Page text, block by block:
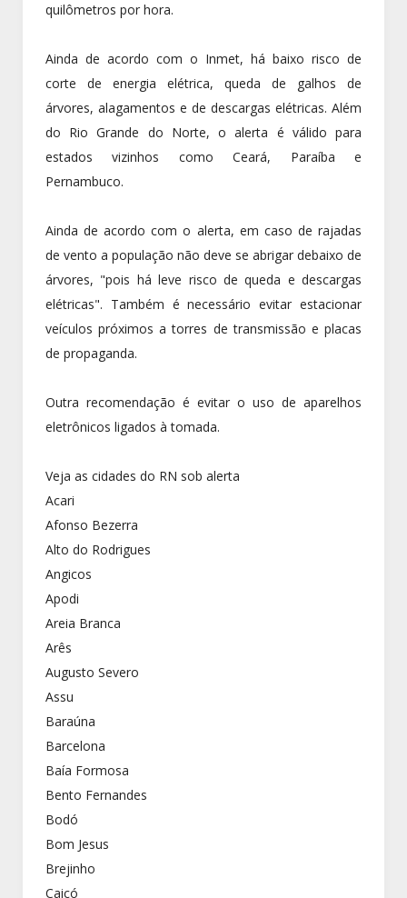
quilômetros por hora.
Ainda de acordo com o Inmet, há baixo risco de
corte de energia elétrica, queda de galhos de
árvores, alagamentos e de descargas elétricas. Além
do Rio Grande do Norte, o alerta é válido para
estados vizinhos como Ceará, Paraíba e
Pernambuco.
Ainda de acordo com o alerta, em caso de rajadas
de vento a população não deve se abrigar debaixo de
árvores, "pois há leve risco de queda e descargas
elétricas". Também é necessário evitar estacionar
veículos próximos a torres de transmissão e placas
de propaganda.
Outra recomendação é evitar o uso de aparelhos
eletrônicos ligados à tomada.
Veja as cidades do RN sob alerta
Acari
Afonso Bezerra
Alto do Rodrigues
Angicos
Apodi
Areia Branca
Arês
Augusto Severo
Assu
Baraúna
Barcelona
Baía Formosa
Bento Fernandes
Bodó
Bom Jesus
Brejinho
Caicó